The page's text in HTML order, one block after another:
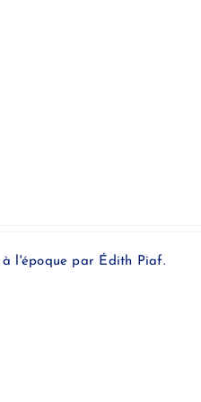
à l'époque par Édith Piaf.